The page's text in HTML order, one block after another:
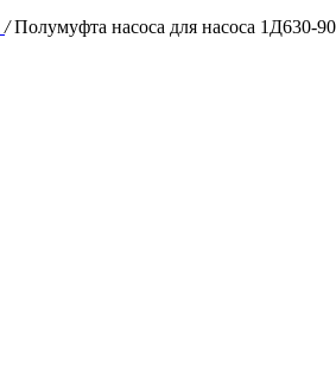
/ Полумуфта насоса для насоса 1Д630-